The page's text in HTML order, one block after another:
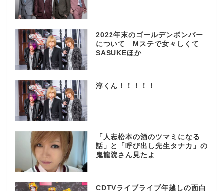
2022年末のゴールデンボンバー
について Mステで女々しくて
SASUKEほか
淳くん！！！！！
「人志松本の酒のツマミになる
話」と「呼び出し先生タナカ」の
鬼龍院さん見たよ
CDTVライブライブ年越しの面白